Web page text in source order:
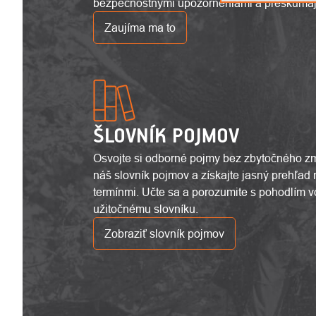
bezpečnostnými upozorneniami a
Zaujíma ma to
ŠLOVNÍK POJMOV
Osvojte si odborné pojmy bez zbytočného
náš slovník pojmov a získajte jasný prehľad
termínmi. Učte sa a porozumite s pohodlím
užitočnému slovníku.
Zobraziť slovník pojmov